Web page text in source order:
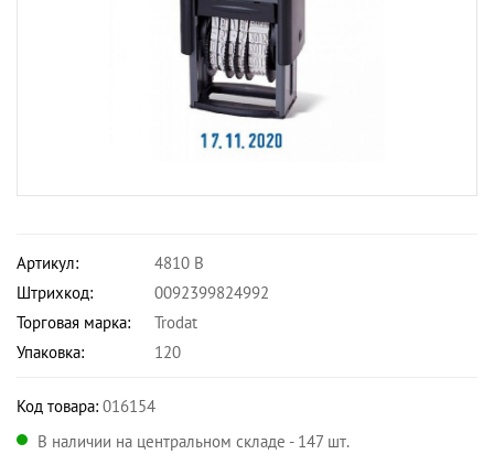
Артикул:
4810 B
Штрихкод:
0092399824992
Торговая марка:
Trodat
Упаковка:
120
Код товара: 016154
В наличии на центральном складе - 147 шт.